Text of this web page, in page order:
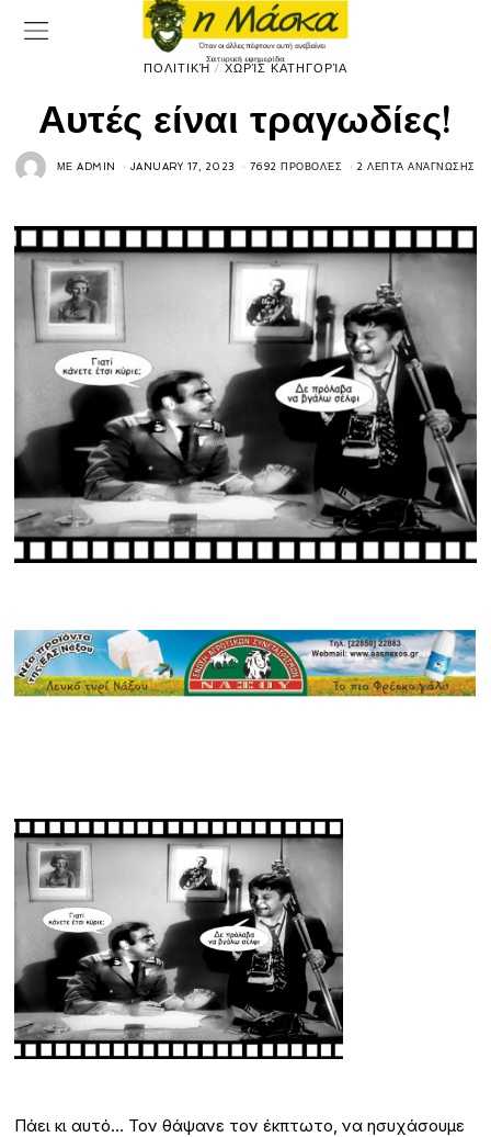
ΠΟΛΙΤΙΚΉ / ΧΩΡΊΣ ΚΑΤΗΓΟΡΊΑ
Αυτές είναι τραγωδίες!
ΜΕADMIN JANUARY 17, 2023 7692 ΠΡΟΒΟΛΈΣ 2 ΛΕΠΤΆ ΑΝΆΓΝΩΣΗΣ
Πάει κι αυτό… Τον θάψανε τον έκπτωτο, να ησυχάσουμε